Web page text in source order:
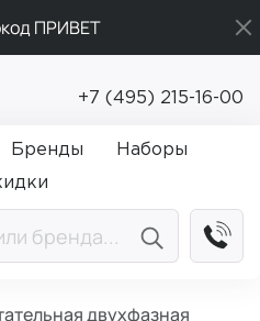
ПРИВЕТ
заказ от 5 000₽
от 5 000₽
+7 (495) 215-16-00
Бренды
Наборы
двухфазная